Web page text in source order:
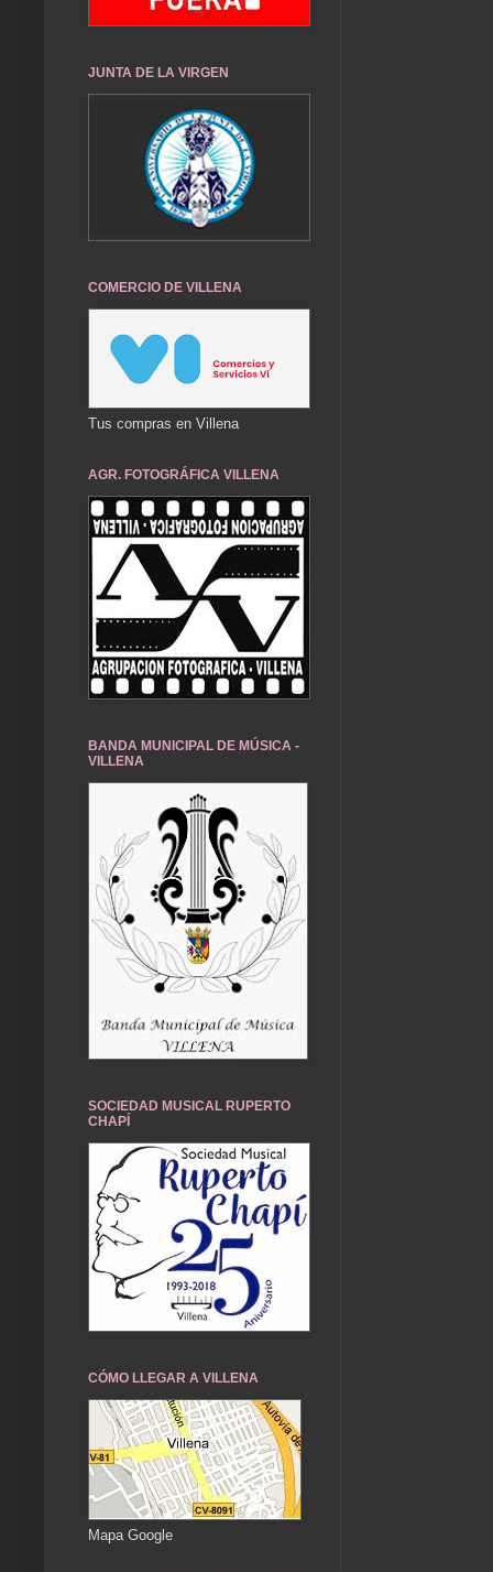
JUNTA DE LA VIRGEN
COMERCIO DE VILLENA
Tus compras en Villena
AGR. FOTOGRÁFICA VILLENA
BANDA MUNICIPAL DE MÚSICA -
VILLENA
SOCIEDAD MUSICAL RUPERTO
CHAPÍ
CÓMO LLEGAR A VILLENA
Mapa Google